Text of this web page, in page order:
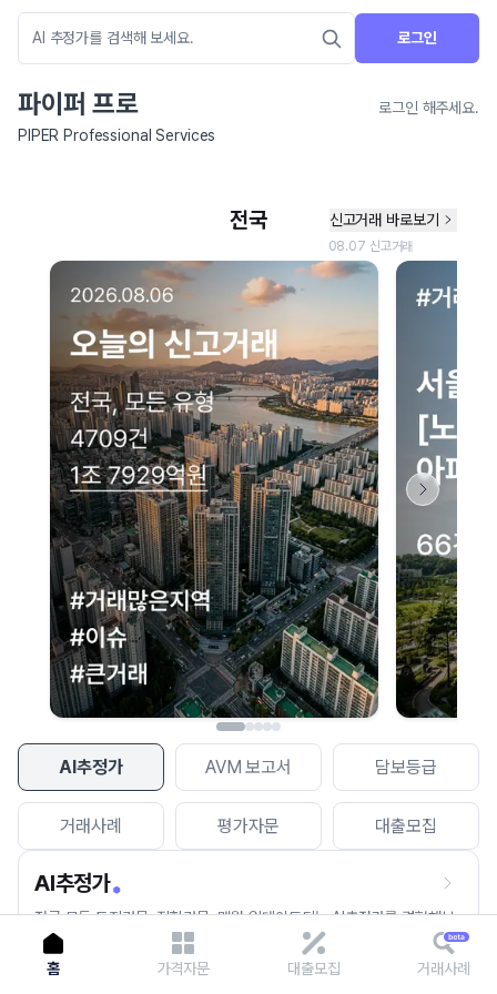
로그인
파이퍼 프로
로그인 해주세요.
PIPER Professional Services
AI추정가 AVM 보고서 담보등급
거래사례 평가자문 대출모집
AI추정가
전국 모든 토지건물, 집합건물, 매월 업데이트되는 AI추정가를 경험해보
세요.
네이버 지도 연결 안내
현재 네이버 지도 연결이 원활하지 않아 지도를 불러올 수 없습니다.
이용에 불편을 드려 죄송합니다.
다시 시도
홈 가격자문 대출모집 거래사례